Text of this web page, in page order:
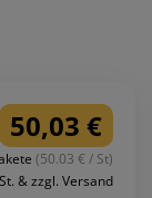
50,03 €
(50.03 € / St)
& zzgl. Versand